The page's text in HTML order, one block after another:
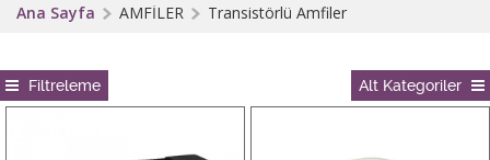
Ana Sayfa AMFİLER Transistörlü Amfiler
Filtreleme Alt Kategoriler